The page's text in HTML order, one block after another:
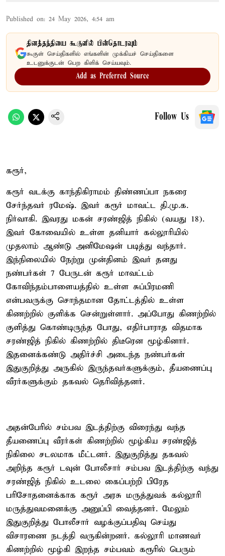
Published on: 24 May 2026, 4:54 am
தினத்தந்தியை கூகுளில் பின்தொடரவும்
கூகுள் செய்திகளில் எங்களின் முக்கியச் செய்திகளை
உடனுக்குடன் பெற கிளிக் செய்யவும்.
Add as Preferred Source
Follow Us
கரூர்,
கரூர் வடக்கு காந்திகிராமம் திண்ணப்பா நகரை
சேர்ந்தவர் ரமேஷ். இவர் கரூர் மாவட்ட தி.மு.க.
நிர்வாகி. இவரது மகன் சரண்ஜித் நிகில் (வயது 18).
இவர் கோவையில் உள்ள தனியார் கல்லூரியில்
முதலாம் ஆண்டு அனிமேஷன் படித்து வந்தார்.
இந்நிலையில் நேற்று முன்தினம் இவர் தனது
நண்பர்கள் 7 பேருடன் கரூர் மாவட்டம்
கோவிந்தம்பாளையத்தில் உள்ள சுப்பிரமணி
என்பவருக்கு சொந்தமான தோட்டத்தில் உள்ள
கிணற்றில் குளிக்க சென்றுள்ளார். அப்போது கிணற்றில்
குளித்து கொண்டிருந்த போது, எதிர்பாராத விதமாக
சரண்ஜித் நிகில் கிணற்றில் திடீரென மூழ்கினார்.
இதனைக்கண்டு அதிர்ச்சி அடைந்த நண்பர்கள்
இதுகுறித்து அருகில் இருந்தவர்களுக்கும், தீயணைப்பு
வீரர்களுக்கும் தகவல் தெரிவித்தனர்.
அதன்பேரில் சம்பவ இடத்திற்கு விரைந்து வந்த
தீயணைப்பு வீரர்கள் கிணற்றில் மூழ்கிய சரண்ஜித்
நிகிலை சடலமாக மீட்டனர். இதுகுறித்து தகவல்
அறிந்த கரூர் டவுன் போலீசார் சம்பவ இடத்திற்கு வந்து
சரண்ஜித் நிகில் உடலை கைப்பற்றி பிரேத
பரிசோதனைக்காக கரூர் அரசு மருத்துவக் கல்லூரி
மருத்துவமனைக்கு அனுப்பி வைத்தனர். மேலும்
இதுகுறித்து போலீசார் வழக்குப்பதிவு செய்து
விசாரணை நடத்தி வருகின்றனர். கல்லூரி மாணவர்
கிணற்றில் மூழ்கி இறந்த சம்பவம் கரூரில் பெரும்